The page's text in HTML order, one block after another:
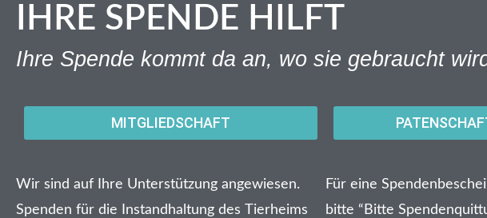
IHRE SPENDE HILFT
Ihre Spende kommt da an, wo sie gebraucht
MITGLIEDSCHAFT
Wir sind auf Ihre Unterstützung angewiesen.
Spenden für die Instandhaltung des Tierheims
Für eine
bitte “Bitte